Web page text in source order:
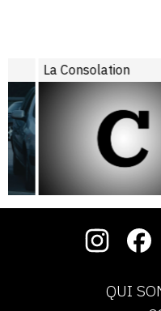
La Consolation
QUI